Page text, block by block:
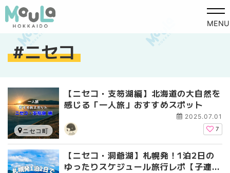
MENU
ニセコ
【ニセコ・支笏湖編】北海道の大自然を
感じる「一人旅」おすすめスポット
2025.07.01
7
ニセコ町
【ニセコ・洞爺湖】札幌発！1泊2日の
ゆったりスケジュール旅行レポ【子連れ